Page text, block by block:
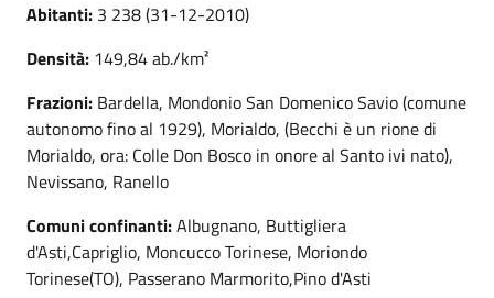
Abitanti: 3 238 (31-12-2010)
Densità: 149,84 ab./km²
Frazioni: Bardella, Mondonio San Domenico Savio (comune
autonomo fino al 1929), Morialdo, (Becchi è un rione di
Morialdo, ora: Colle Don Bosco in onore al Santo ivi nato),
Nevissano, Ranello
Comuni confinanti:Albugnano, Buttigliera
d'Asti,Capriglio, Moncucco Torinese, Moriondo
Torinese(TO), Passerano Marmorito,Pino d'Asti